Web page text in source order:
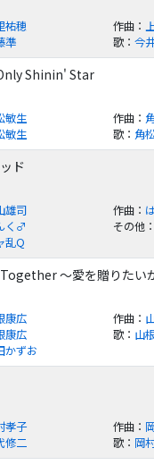
祐穂 作曲：
準 歌： 今
Shinin' Star
敏生 作曲：
敏生 歌： 角
ド
雄司 作曲：
く♂ その他：
乱Q
～愛を贈りたい
康広 作曲：
康広 歌： 山
かずお
孝子 作曲：
修二 歌： 岡